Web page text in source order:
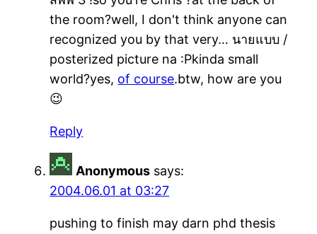
the room?well, I don't think anyone can
recognized you by that very… นายแบบ /
posterized picture na :Pkinda small
world?yes, of course.btw, how are you
😉
Reply
Anonymous says:
2004.06.01 at 03:27
pushing to finish may darn phd thesis